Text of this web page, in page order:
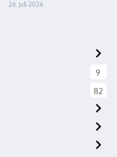
26. Juli 2026
9
82